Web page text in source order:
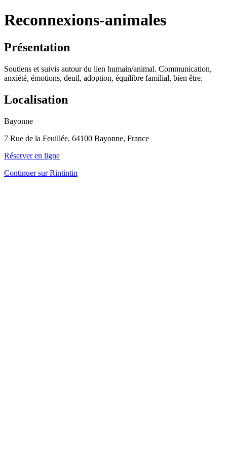
Reconnexions-animales
Présentation
Soutiens et suivis autour du lien humain/animal. Communication,
anxiété, émotions, deuil, adoption, équilibre familial, bien être.
Localisation
Bayonne
7 Rue de la Feuillée, 64100 Bayonne, France
Réserver en ligne
Continuer sur Rintintin